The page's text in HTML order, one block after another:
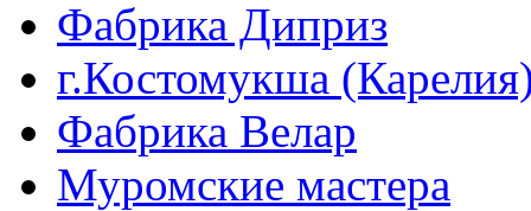
Фабрика Диприз
г.Костомукша
Фабрика Велар
Муромские мастера